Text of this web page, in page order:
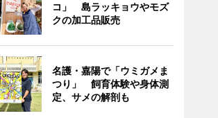
コ」 島ラッキョウやモズ
クの加工品販売
名護・嘉陽で「ウミガメま
つり」 飼育体験や身体測
定、サメの解剖も